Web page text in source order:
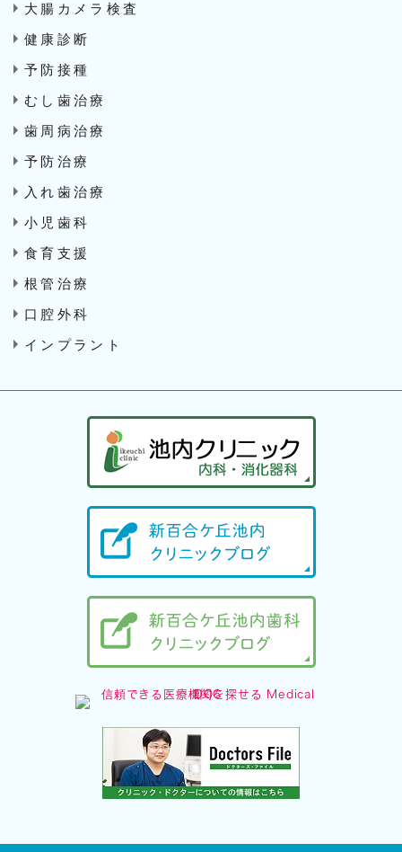
大腸カメラ検査
健康診断
予防接種
むし歯治療
歯周病治療
予防治療
入れ歯治療
小児歯科
食育支援
根管治療
口腔外科
インプラント